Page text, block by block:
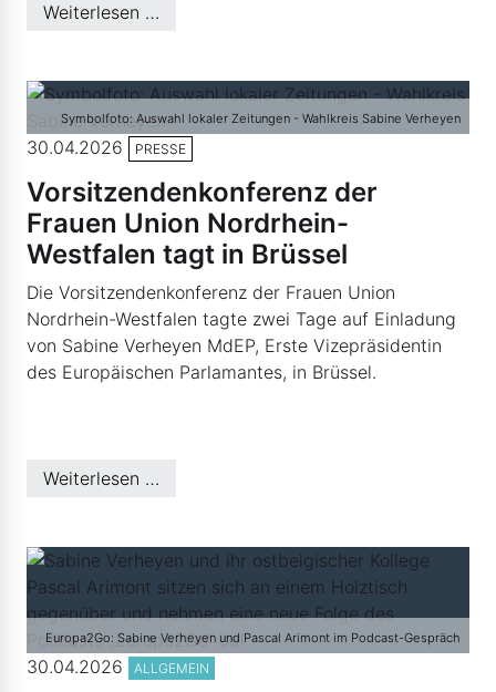
Weiterlesen …
Symbolfoto: Auswahl lokaler Zeitungen - Wahlkreis Sabine Verheyen
30.04.2026 PRESSE
Vorsitzendenkonferenz der
Frauen Union Nordrhein-
Westfalen tagt in Brüssel
Die Vorsitzendenkonferenz der Frauen Union
Nordrhein-Westfalen tagte zwei Tage auf Einladung
von Sabine Verheyen MdEP, Erste Vizepräsidentin
des Europäischen Parlamantes, in Brüssel.
Weiterlesen …
Europa2Go: Sabine Verheyen und Pascal Arimont im Podcast-Gespräch
30.04.2026 ALLGEMEIN